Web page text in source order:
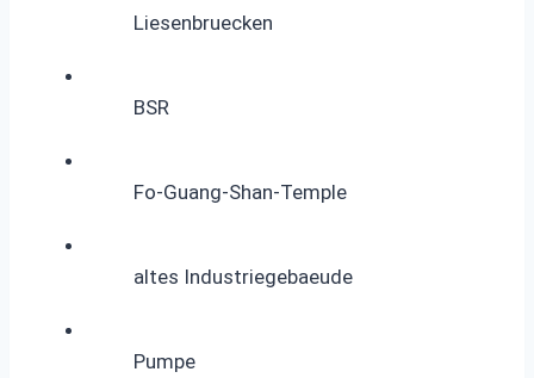
Liesenbruecken
BSR
Fo-Guang-Shan-Temple
altes Industriegebaeude
Pumpe